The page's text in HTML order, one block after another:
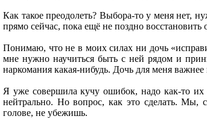
Как такое преодолеть? Выбора-то у меня нет,
прямо сейчас, пока ещё не поздно восстановить
Понимаю, что не в моих силах ни дочь
мне нужно научиться быть с ней рядом и
наркомания какая-нибудь. Дочь для меня важнее
Я уже совершила кучу ошибок, надо как-то их
нейтрально. Но вопрос, как это сделать. Мы,
голове, не убежишь.